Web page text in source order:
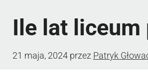
Ile lat liceum
21 maja, 2024 przez Patryk